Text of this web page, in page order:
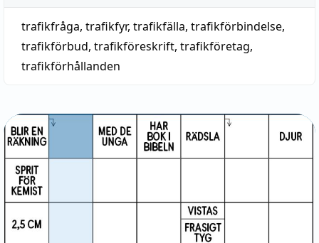
trafikfråga, trafikfyr, trafikfälla, trafikförbindelse,
trafikförbud, trafikföreskrift, trafikföretag,
trafikförhållanden